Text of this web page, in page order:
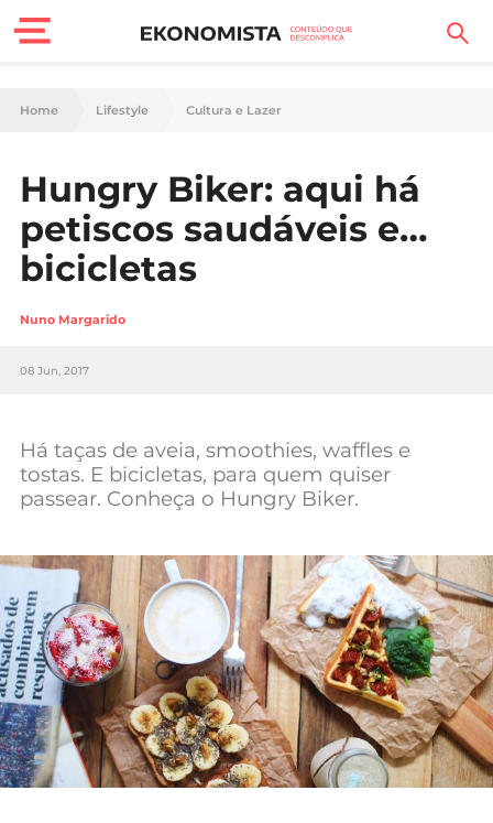
Finanças Pessoais
Carreira
Casa
Lifestyle
Sociedade
Negócios
Mundial 2026
Home Lifestyle Cultura e Lazer
Hungry Biker: aqui há
petiscos saudáveis e…
bicicletas
Nuno Margarido
08 Jun, 2017
Há taças de aveia, smoothies, waffles e
tostas. E bicicletas, para quem quiser
passear. Conheça o Hungry Biker.